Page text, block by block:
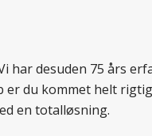
har desuden 75 års
du kommet helt
en totalløsning.